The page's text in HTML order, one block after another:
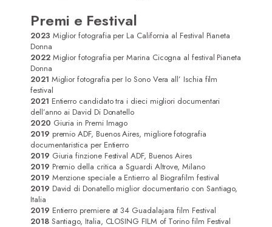
Premi e Festival
2023 Miglior fotografia per La California al Festival Pianeta
Donna
2022 Miglior fotografia per Marina Cicogna al festival Pianeta
Donna
2021 Miglior fotografia per Io Sono Vera all’ Ischia film
festival
2021 Entierro candidato tra i dieci migliori documentari
dell’anno ai David Di Donatello
2020 Giuria in Premi Imago
2019 premio ADF, Buenos Aires, migliore fotografia
documentaristica per Entierro
2019 Giuria finzione Festival ADF, Buenos Aires
2019 Premio della critica a Sguardi Altrove, Milano
2019 Menzione speciale a Entierro al Biografilm festival
2019 David di Donatello miglior documentario con Santiago,
Italia
2019 Entierro premiere at 34 Guadalajara film Festival
2018 Santiago, Italia, CLOSING FILM of Torino film Festival